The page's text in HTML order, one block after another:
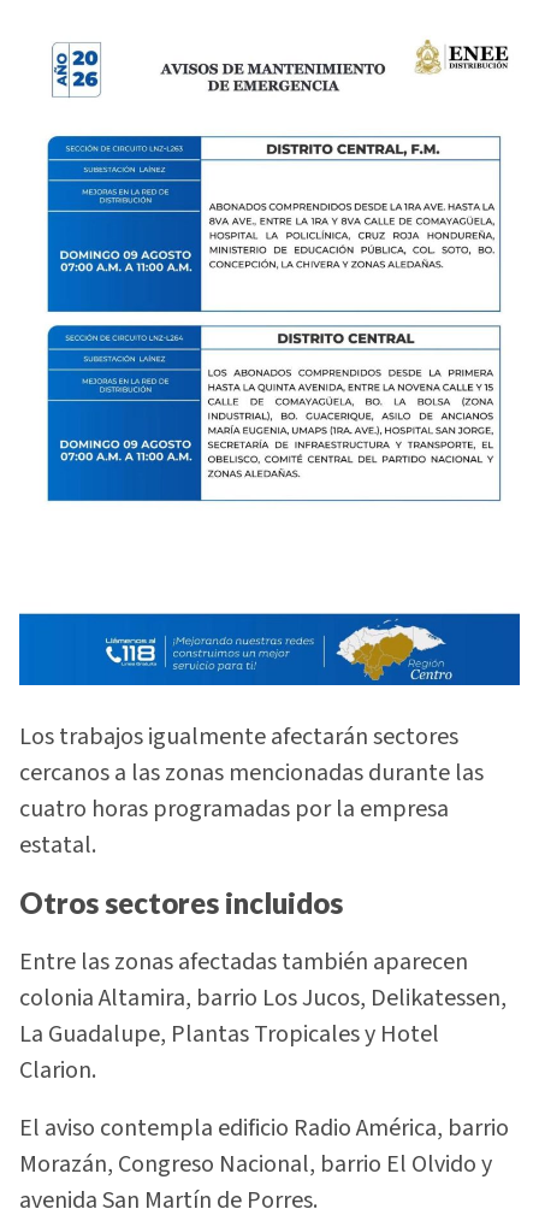
Los trabajos igualmente afectarán sectores
cercanos a las zonas mencionadas durante las
cuatro horas programadas por la empresa
estatal.
Otros sectores incluidos
Entre las zonas afectadas también aparecen
colonia Altamira, barrio Los Jucos, Delikatessen,
La Guadalupe, Plantas Tropicales y Hotel
Clarion.
El aviso contempla edificio Radio América, barrio
Morazán, Congreso Nacional, barrio El Olvido y
avenida San Martín de Porres.